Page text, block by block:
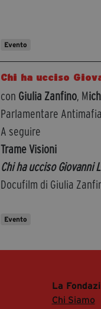
Evento
Chi ha ucciso
con Giulia Zanfino, M
Parlamentare
A seguire
Trame Visioni
Chi ha ucciso Giovanni
Docufilm di Giulia
Evento
La
Chi Siamo